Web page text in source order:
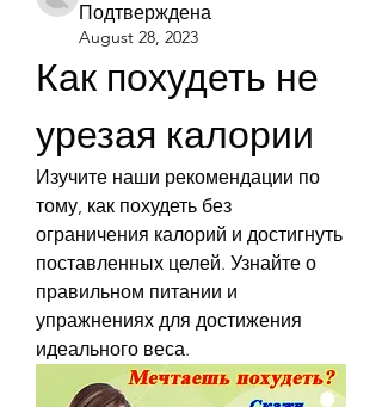
Подтверждена
August 28, 2023
Как похудеть не
урезая калории
Изучите наши рекомендации по
тому, как похудеть без
ограничения калорий и достигнуть
поставленных целей. Узнайте о
правильном питании и
упражнениях для достижения
идеального веса.